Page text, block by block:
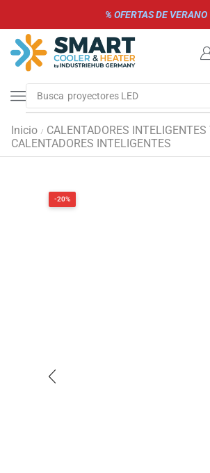
% OFERTAS DE VERANO
Busca
Inicio / CALENTADORES INTELIGENTES
CALENTADORES INTELIGENTES
-20%